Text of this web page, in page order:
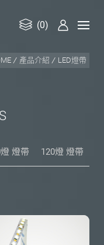
(0)
產品介紹 LED燈帶
S
燈帶 120燈 燈帶